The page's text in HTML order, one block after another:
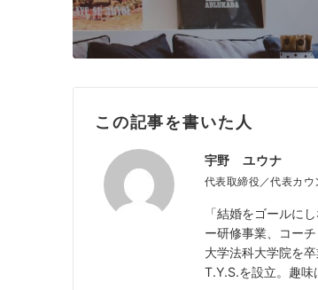
この記事を書いた人
宇野 ユウナ
代表取締役／代表カウ
「結婚をゴールに
ー研修事業、コー
大学法科大学院を
T.Y.S.を設立。趣味